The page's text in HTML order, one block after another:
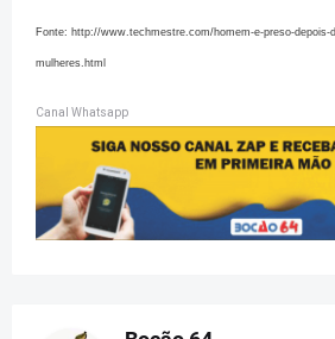
Fonte: http://www.techmestre.com/homem-e-preso-depois-
mulheres.html
Canal Whatsapp